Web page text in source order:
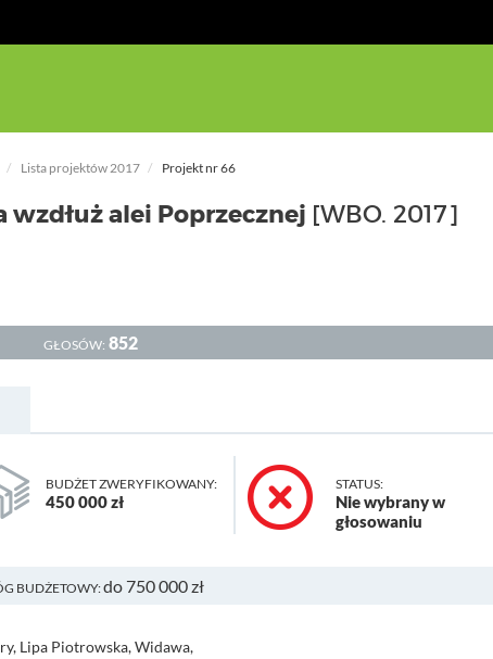
Lista projektów 2017 Projekt nr 66
alei Poprzecznej [WBO. 2017]
GŁOSÓW: 852
BUDŻET ZWERYFIKOWANY:
450 000 zł
STATUS:
Nie wybrany w
głosowaniu
BUDŻETOWY:do 750 000 zł
Lipa Piotrowska, Widawa,